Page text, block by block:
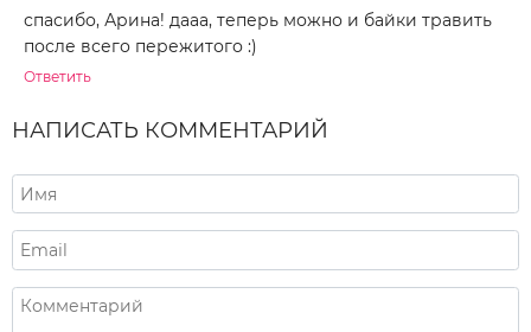
спасибо, Арина! дааа, теперь можно и байки травить
после всего пережитого :)
Ответить
НАПИСАТЬ КОММЕНТАРИЙ